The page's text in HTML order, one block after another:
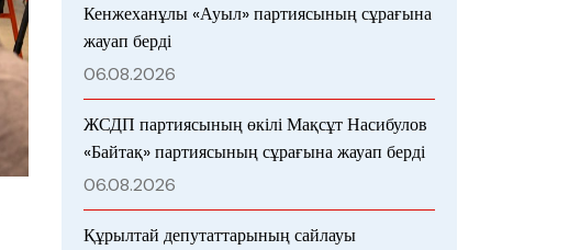
Кенжеханұлы «Ауыл» партиясының сұрағына
жауап берді
06.08.2026
ЖСДП партиясының өкілі Мақсұт Насибулов
«Байтақ» партиясының сұрағына жауап берді
06.08.2026
Құрылтай депутаттарының сайлауы